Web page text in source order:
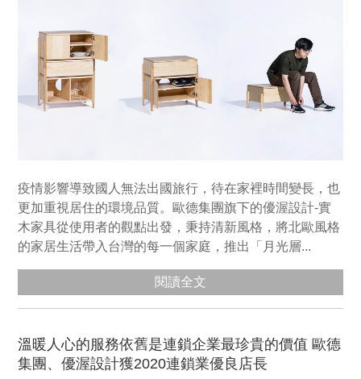
疫情影響導致國人無法出國旅行，待在家裡時間變長，也
更加重視居住的環境品質。歐德集團旗下的優渥設計-實
木家具從使用者的觀點出發，秉持清新風格，將北歐風格
的家居生活帶入台灣的每一個家庭，推出「月光層...
閱讀全文
溫暖人心的服務依舊是連鎖企業最珍貴的價值 歐德
集團、優渥設計獲2020連鎖業優良店長